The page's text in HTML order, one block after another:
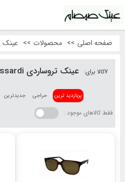
صفحه اصلی >> محصولات >> عینک
7کالا برای: عینک تروساردی trussardi
پربازدید ترین حراجی جدیدترین
فقط کالاهای موجود :